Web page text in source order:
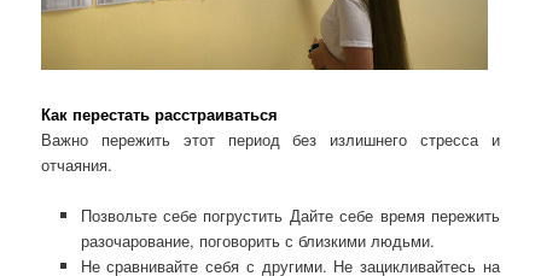
Как перестать расстраиваться
Важно пережить этот период без излишнего стресса и
отчаяния.
Позвольте себе погрустить Дайте себе время пережить
разочарование, поговорить с близкими людьми.
Не сравнивайте себя с другими. Не зацикливайтесь на